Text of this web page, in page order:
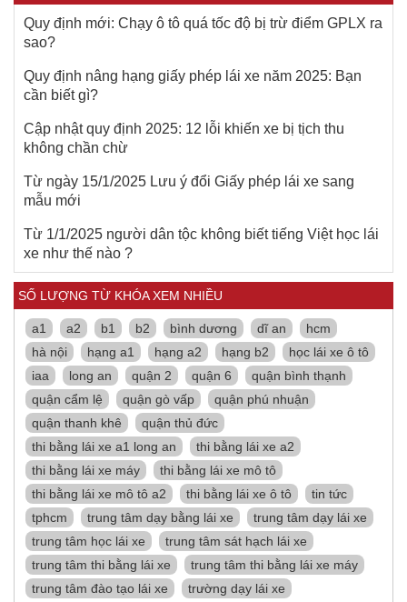
Quy định mới: Chạy ô tô quá tốc độ bị trừ điểm GPLX ra
sao?
Quy định nâng hạng giấy phép lái xe năm 2025: Bạn
cần biết gì?
Cập nhật quy định 2025: 12 lỗi khiến xe bị tịch thu
không chần chừ
Từ ngày 15/1/2025 Lưu ý đổi Giấy phép lái xe sang
mẫu mới
Từ 1/1/2025 người dân tộc không biết tiếng Việt học lái
xe như thế nào ?
SỐ LƯỢNG TỪ KHÓA XEM NHIỀU
a1 a2 b1 b2 bình dương dĩ an
hcm
hà nội
hạng a1 hạng a2 hạng b2
học lái xe ô tô
iaa
long an quận 2 quận 6
quận bình thạnh
quận cẩm lệ
quận gò vấp
quận phú nhuận
quận thanh khê
quận thủ đức
thi bằng lái xe a1 long an
thi bằng lái xe a2
thi bằng lái xe máy
thi bằng lái xe mô tô
thi bằng lái xe mô tô a2
thi bằng lái xe ô tô
tin tức
tphcm
trung tâm dạy bằng lái xe
trung tâm dạy lái xe
trung tâm học lái xe
trung tâm sát hạch lái xe
trung tâm thi bằng lái xe
trung tâm thi bằng lái xe máy
trung tâm đào tạo lái xe
trường dạy lái xe